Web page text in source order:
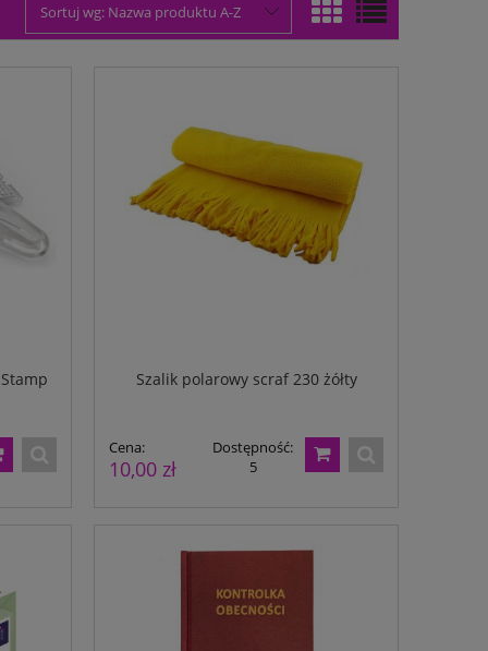
Sortuj wg: Nazwa produktu A-Z
Szalik polarowy scraf 230 żółty
Cena:
10,00 zł
Dostępność:
5